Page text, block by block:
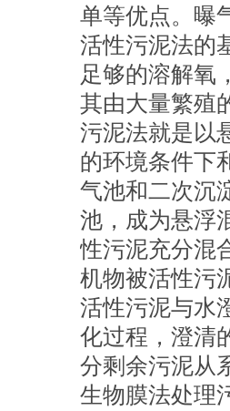
单等优点。曝
活性污泥法的
足够的溶解氧
其由大量繁殖
污泥法就是以
的环境条件下
气池和二次沉
池，成为悬浮
性污泥充分混
机物被活性污
活性污泥与水
化过程，澄清
分剩余污泥从
生物膜法处理